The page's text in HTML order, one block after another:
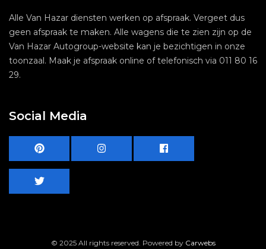
Alle Van Hazar diensten werken op afspraak. Vergeet dus
geen afspraak te maken. Alle wagens die te zien zijn op de
Van Hazar Autogroup-website kan je bezichtigen in onze
toonzaal. Maak je afspraak online of telefonisch via 011 80 16
29.
Social Media
© 2025 All rights reserved. Powered by Carwebs